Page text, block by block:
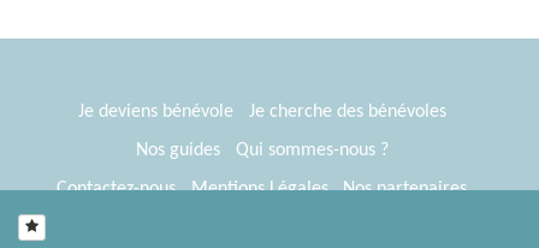
Je deviens bénévole
Je cherche des bénévoles
Nos guides
Qui sommes-nous ?
Contactez-nous
Mentions Légales
Nos partenaires